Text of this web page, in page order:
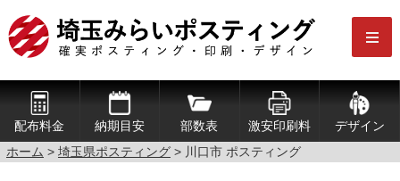
配布料金 納期目安 部数表 激安印刷料
デザイン
ホーム > 埼玉県ポスティング> 川口市 ポスティング